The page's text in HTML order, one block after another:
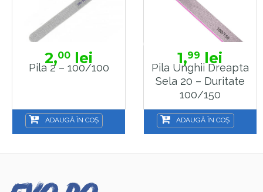
2,00 lei
Pila 2 – 100/100
ADAUGĂ ÎN COȘ
1,99 lei
Pila Unghii Dreapta
Sela 20 – Duritate
100/150
ADAUGĂ ÎN COȘ